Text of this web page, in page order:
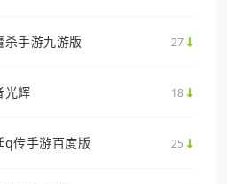
杀手游九游版 27
光辉 18
q传手游百度版 25